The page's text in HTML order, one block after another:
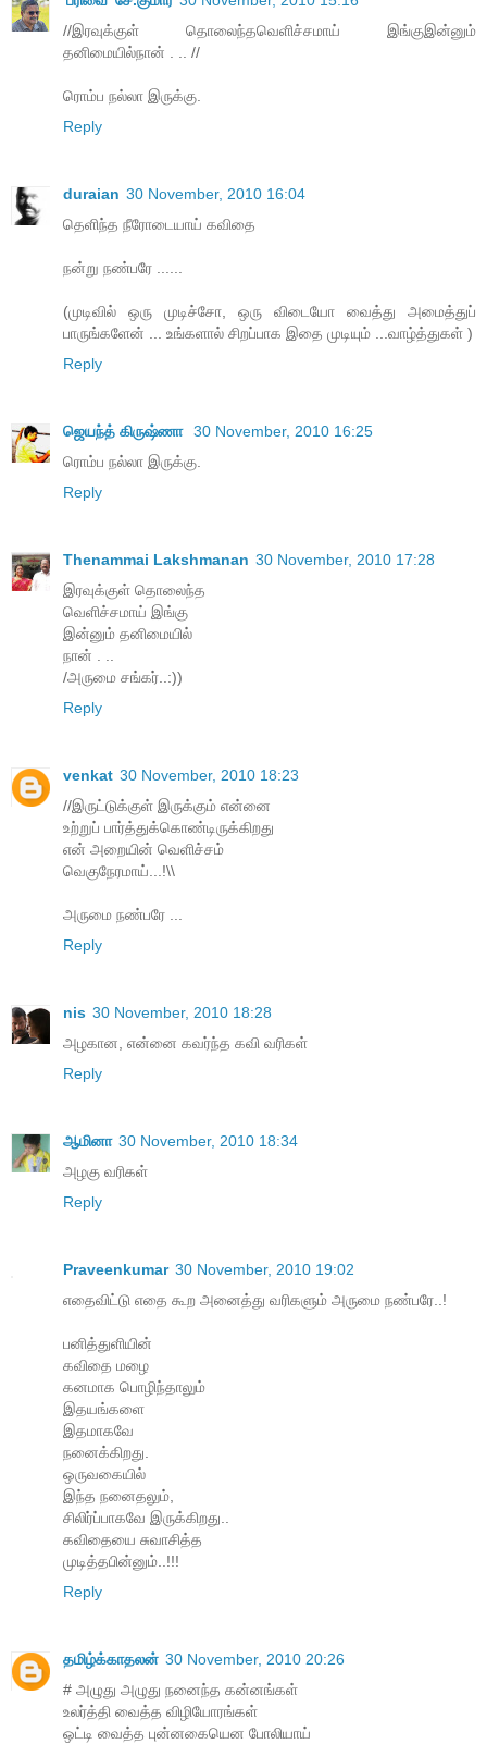
//இரவுக்குள் தொலைந்தவெளிச்சமாய் இங்குஇன்னும்
தனிமையில்நான் . .. //
ரொம்ப நல்லா இருக்கு.
Reply
duraian 30 November, 2010 16:04
தெளிந்த நீரோடையாய் கவிதை
நன்று நண்பரே ......
(முடிவில் ஒரு முடிச்சோ, ஒரு விடையோ வைத்து அமைத்துப்
பாருங்களேன் ... உங்களால் சிறப்பாக இதை முடியும் ...வாழ்த்துகள் )
Reply
ஜெயந்த் கிருஷ்ணா 30 November, 2010 16:25
ரொம்ப நல்லா இருக்கு.
Reply
Thenammai Lakshmanan 30 November, 2010 17:28
இரவுக்குள் தொலைந்த
வெளிச்சமாய் இங்கு
இன்னும் தனிமையில்
நான் . ..
/அருமை சங்கர்..:))
Reply
venkat 30 November, 2010 18:23
//இருட்டுக்குள் இருக்கும் என்னை
உற்றுப் பார்த்துக்கொண்டிருக்கிறது
என் அறையின் வெளிச்சம்
வெகுநேரமாய்...!\\
அருமை நண்பரே ...
Reply
nis 30 November, 2010 18:28
அழகான, என்னை கவர்ந்த கவி வரிகள்
Reply
ஆமினா 30 November, 2010 18:34
அழகு வரிகள்
Reply
Praveenkumar 30 November, 2010 19:02
எதைவிட்டு எதை கூற அனைத்து வரிகளும் அருமை நண்பரே..!
பனித்துளியின்
கவிதை மழை
கனமாக பொழிந்தாலும்
இதயங்களை
இதமாகவே
நனைக்கிறது.
ஒருவகையில்
இந்த நனைதலும்,
சிலிர்ப்பாகவே இருக்கிறது..
கவிதையை சுவாசித்த
முடித்தபின்னும்..!!!
Reply
தமிழ்க்காதலன் 30 November, 2010 20:26
# அழுது அழுது நனைந்த கன்னங்கள்
உலர்த்தி வைத்த விழியோரங்கள்
ஒட்டி வைத்த புன்னகையென போலியாய்